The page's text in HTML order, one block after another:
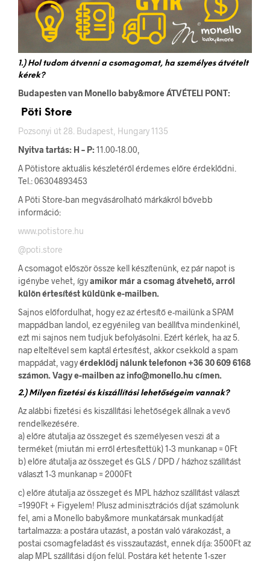
1.) Hol tudom átvenni a csomagomat, ha személyes átvételt
kérek?
Budapesten van Monello baby&more ÁTVÉTELI PONT:
Pöti Store
Pozsonyi út 28. Budapest, Hungary 1135
Nyitva tartás: H – P:11.00-18.00,
A Pötistore aktuális készletéről érdemes előre érdeklődni.
Tel.:06304893453
A Pöti Store-ban megvásárolható márkákról bővebb
információ:
www.potistore.hu
@poti.store
A csomagot először össze kell készítenünk, ez pár napot is
igénybe vehet, ígyamikor már a csomag átvehető, arról
külön értesítést küldünk e-mailben.
Sajnos előfordulhat, hogy ez az értesítő e-mailünk a SPAM
mappádban landol, ez egyénileg van beállítva mindenkinél,
ezt mi sajnos nem tudjuk befolyásolni. Ezért kérlek, ha az 5.
nap elteltével sem kaptál értesítést, akkor csekkold a spam
mappádat, vagyérdeklődj nálunk telefonon +36 30 609 6168
számon. Vagy e-mailben az info@monello.hu címen.
2.) Milyen fizetési és kiszállítási lehetőségeim vannak?
Az alábbi fizetési és kiszállítási lehetőségek állnak a vevő
rendelkezésére.
a) előre átutalja az összeget és személyesen veszi át a
terméket (miután mi erről értesítettük) 1-3 munkanap = 0Ft
b) előre átutalja az összeget és GLS / DPD / házhoz szállítást
választ 1-3 munkanap = 2000Ft
c) előre átutalja az összeget és MPL házhoz szállítást választ
=1990Ft + Figyelem! Plusz adminisztrációs díjat számolunk
fel, ami a Monello baby&more munkatársak munkadíját
tartalmazza: a postára utazást, a postán való várakozást, a
postai csomagfeladást és visszautazást, ennek díja: 3500Ft az
alap MPL szállítási díjon felül. Postára két hetente 1-szer